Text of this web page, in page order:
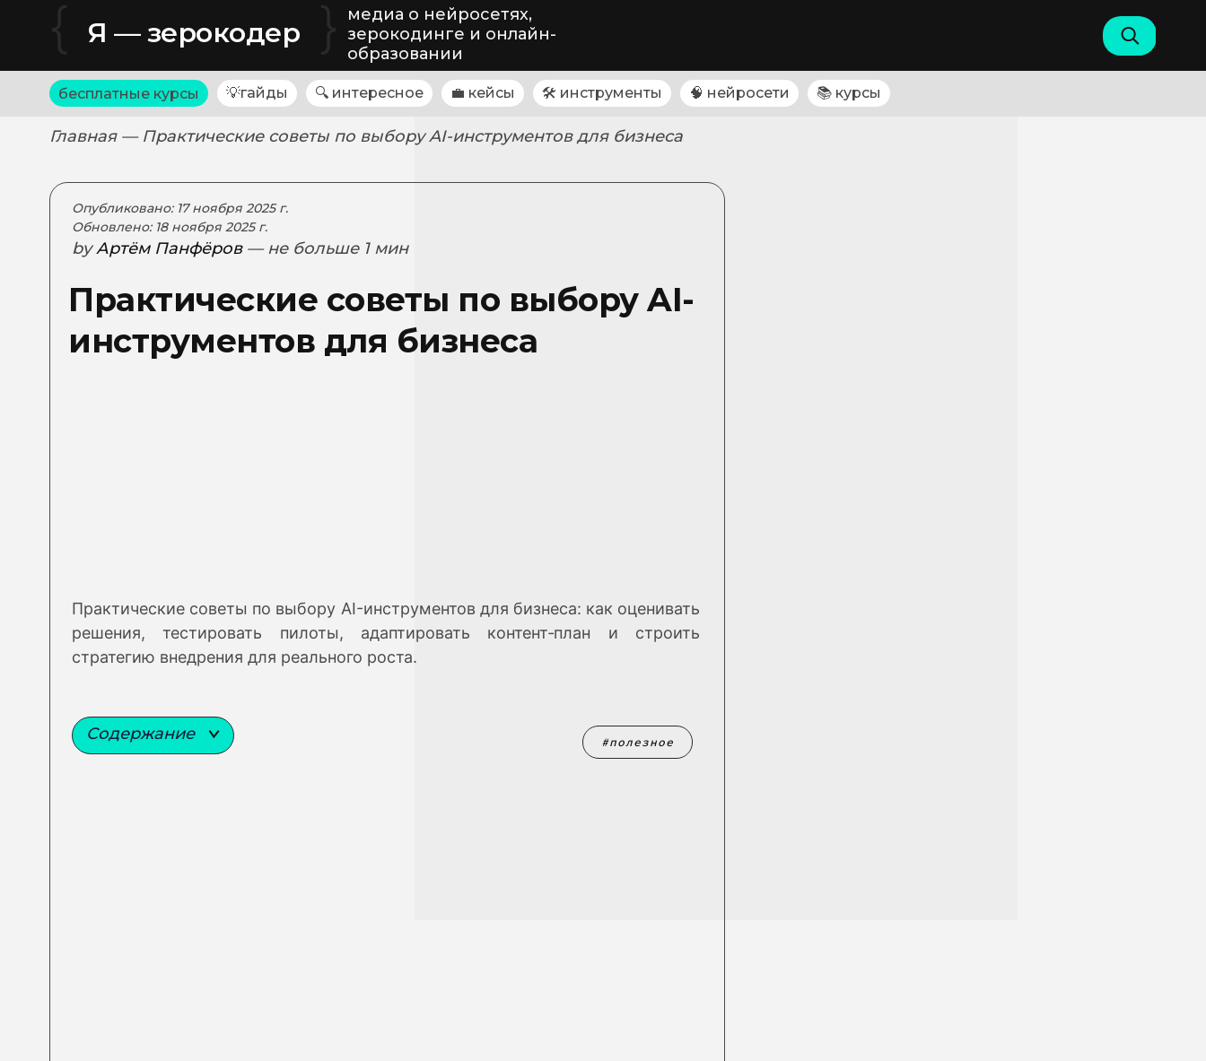
{ Я — зерокодер }
медиа о нейросетях,
зерокодинге и онлайн-
образовании
бесплатные курсы 💡гайды 🔍 интересное 💼 кейсы 🛠 инструменты 🧠 нейросети 📚 курсы
Главная — Практические советы по выбору AI-инструментов для бизнеса
Опубликовано: 17 ноября 2025 г.
Обновлено: 18 ноября 2025 г.
byАртём Панфёров — не больше 1 мин
Практические советы по выбору AI-
инструментов для бизнеса
Практические советы по выбору AI-инструментов для бизнеса: как оценивать
решения, тестировать пилоты, адаптировать контент‑план и строить
стратегию внедрения для реального роста.
Содержание полезное